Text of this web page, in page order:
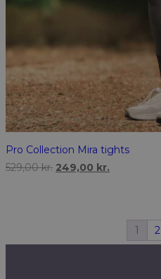
Pro Collection Mira tights
529,00kr. Den
249,00 kr.
249,00 kr..
1
2